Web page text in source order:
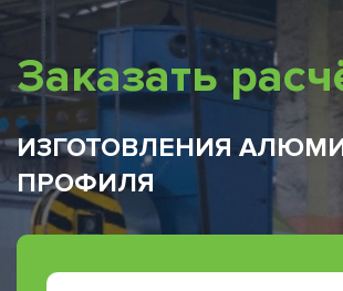
Заказать
ИЗГОТОВЛЕНИЯ
ПРОФИЛЯ